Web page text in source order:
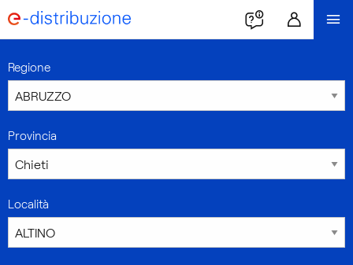
Regione
Provincia
Località